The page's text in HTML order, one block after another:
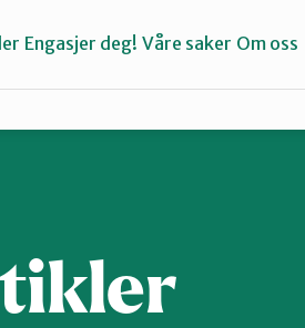
Engasjer deg! Våre saker Om oss